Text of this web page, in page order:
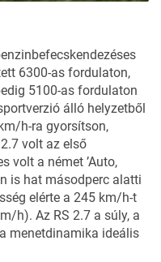
6300-as fordulaton,
5100-as fordulaton
álló helyzetből
h-ra gyorsítson,
volt az első
volt a német ’Auto,
is hat másodperc alatti
elérte a 245 km/h-t
h). Az RS 2.7 a súly, a
menetdinamika ideális